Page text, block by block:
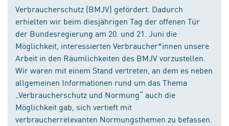
Verbraucherschutz (BMJV) gefördert. Dadurch
erhielten wir beim diesjährigen Tag der offenen Tür
der Bundesregierung am 20. und 21. Juni die
Möglichkeit, interessierten Verbraucher*innen unsere
Arbeit in den Räumlichkeiten des BMJV vorzustellen.
Wir waren mit einem Stand vertreten, an dem es neben
allgemeinen Informationen rund um das Thema
„Verbraucherschutz und Normung“ auch die
Möglichkeit gab, sich vertieft mit
verbraucherrelevanten Normungsthemen zu befassen.